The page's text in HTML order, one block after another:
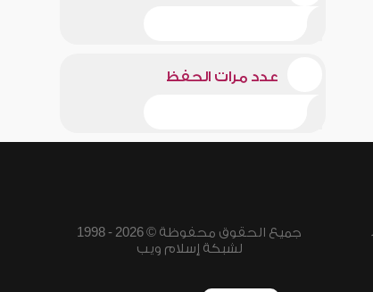
عدد مرات الحفظ
جميع الحقوق محفوظة © 2026 - 1998
لشبكة إسلام ويب